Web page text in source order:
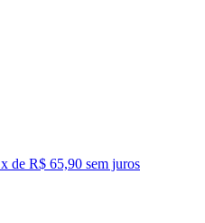
x de R$ 65,90 sem juros